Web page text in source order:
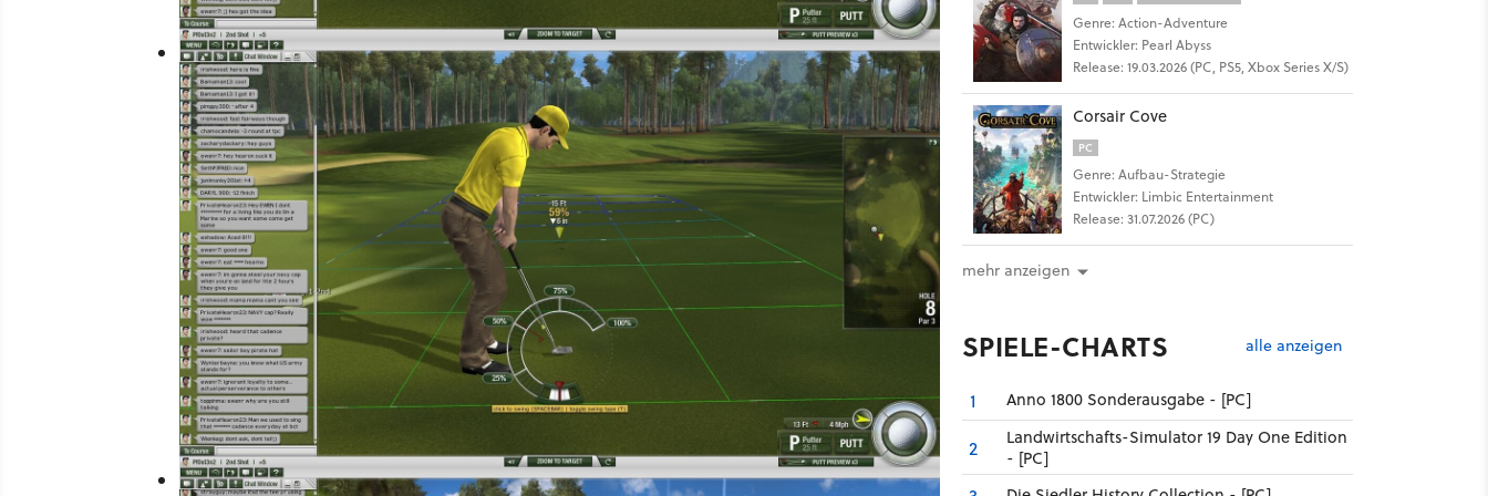
Genre: Action-Adventure
Entwickler: Pearl Abyss
Release: 19.03.2026 (PC, PS5, Xbox Series X/S)
Corsair Cove
PC
Genre: Aufbau-Strategie
Entwickler: Limbic Entertainment
Release: 31.07.2026 (PC)
mehr anzeigen
SPIELE-CHARTS alle anzeigen
1 Anno 1800 Sonderausgabe - [PC]
2
Landwirtschafts-Simulator 19 Day One Edition
- [PC]